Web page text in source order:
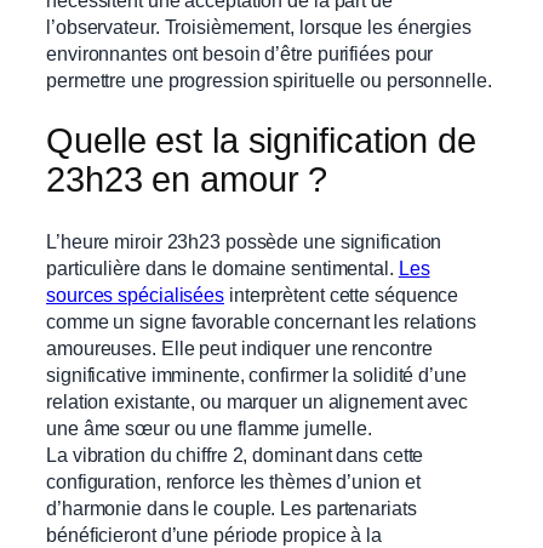
l’observateur. Troisièmement, lorsque les énergies
environnantes ont besoin d’être purifiées pour
permettre une progression spirituelle ou personnelle.
Quelle est la signification de
23h23 en amour ?
L’heure miroir 23h23 possède une signification
particulière dans le domaine sentimental. Les
sources spécialisées interprètent cette séquence
comme un signe favorable concernant les relations
amoureuses. Elle peut indiquer une rencontre
significative imminente, confirmer la solidité d’une
relation existante, ou marquer un alignement avec
une âme sœur ou une flamme jumelle.
La vibration du chiffre 2, dominant dans cette
configuration, renforce les thèmes d’union et
d’harmonie dans le couple. Les partenariats
bénéficieront d’une période propice à la